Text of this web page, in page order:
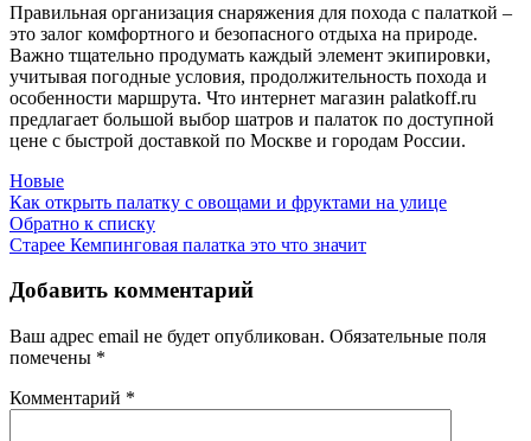
Правильная организация снаряжения для похода с палаткой –
это залог комфортного и безопасного отдыха на природе.
Важно тщательно продумать каждый элемент экипировки,
учитывая погодные условия, продолжительность похода и
особенности маршрута. Что интернет магазин palatkoff.ru
предлагает большой выбор шатров и палаток по доступной
цене с быстрой доставкой по Москве и городам России.
Новые
Как открыть палатку с овощами и фруктами на улице
Обратно к списку
Старее Кемпинговая палатка это что значит
Добавить комментарий
Ваш адрес email не будет опубликован. Обязательные поля
помечены *
Комментарий *